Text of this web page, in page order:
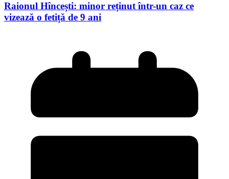
Raionul Hîncești: minor reținut într-un caz ce
vizează o fetiță de 9 ani